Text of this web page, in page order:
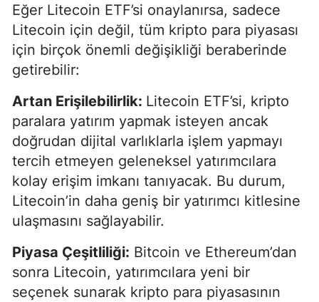
Eğer Litecoin ETF’si onaylanırsa, sadece
Litecoin için değil, tüm kripto para piyasası
için birçok önemli değişikliği beraberinde
getirebilir:
Artan Erişilebilirlik: Litecoin ETF’si, kripto
paralara yatırım yapmak isteyen ancak
doğrudan dijital varlıklarla işlem yapmayı
tercih etmeyen geleneksel yatırımcılara
kolay erişim imkanı tanıyacak. Bu durum,
Litecoin’in daha geniş bir yatırımcı kitlesine
ulaşmasını sağlayabilir.
Piyasa Çeşitliliği: Bitcoin ve Ethereum’dan
sonra Litecoin, yatırımcılara yeni bir
seçenek sunarak kripto para piyasasının